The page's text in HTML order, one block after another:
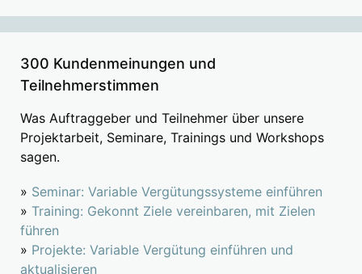
300 Kundenmeinungen und
Teilnehmerstimmen
Was Auftraggeber und Teilnehmer über unsere
Projektarbeit, Seminare, Trainings und Workshops
sagen.
» Seminar: Variable Vergütungssysteme einführen
» Training: Gekonnt Ziele vereinbaren, mit Zielen
führen
» Projekte: Variable Vergütung einführen und
aktualisieren